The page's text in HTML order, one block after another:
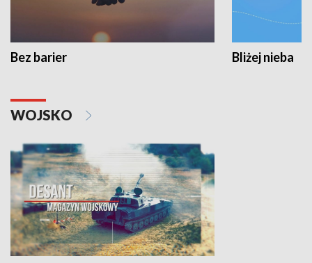
Bez barier Bliżej nieba
WOJSKO